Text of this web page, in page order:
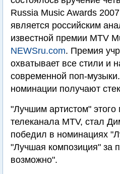
Russia Music Awards
является российским
известной премии MTV
NEWSru.com. Премия
охватывает все стили и
современной поп-
номинации получают
"Лучшим артистом" этого
телеканала MTV, стал
победил в номинациях
"Лучшая композиция" за
возможно".